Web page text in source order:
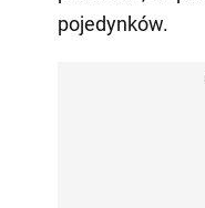
pojedynków.